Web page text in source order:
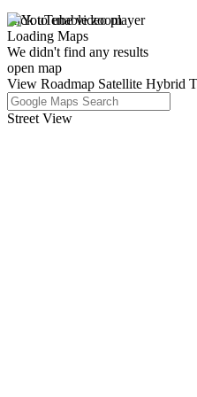
click to enable zoom
Loading Maps
We didn't find any results
open map
View Roadmap Satellite Hybrid
Street View